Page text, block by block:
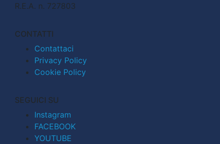
R.E.A. n. 727803
CONTATTI
Contattaci
Privacy Policy
Cookie Policy
SEGUICI SU
Instagram
FACEBOOK
YOUTUBE